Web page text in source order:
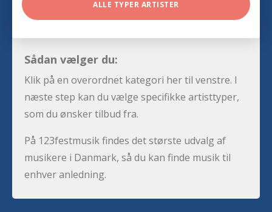
ALLE TYPER ARTISTER
Sådan vælger du:
Klik på en overordnet kategori her til venstre. I
næste step kan du vælge specifikke artisttyper,
som du ønsker tilbud fra.
På 123festmusik findes det største udvalg af
musikere i Danmark, så du kan finde musik til
enhver anledning.